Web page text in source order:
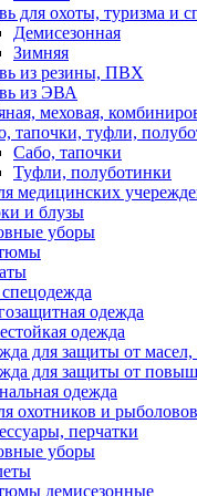
для охоты, туризма и
Демисезонная
Зимняя
из резины, ПВХ
из ЭВА
меховая,
тапочки, туфли,
Сабо, тапочки
Туфли, полуботинки
медицинских
и блузы
уборы
одежда
одежда
для защиты от
для защиты от
одежда
охотников и рыболовов
перчатки
уборы
демисезонные